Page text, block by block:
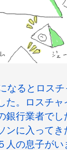
なるとロス
た。ロスチャ
銀行業者でし
ンに入ってき
人の息子がい